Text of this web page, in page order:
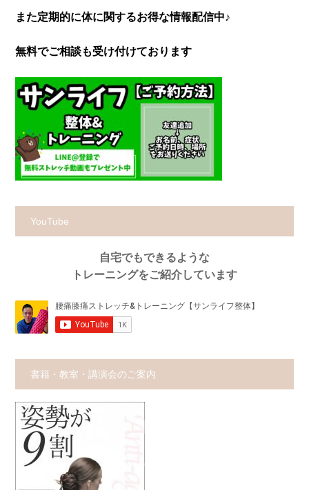
また定期的に体に関するお得な情報配信中♪
無料でご相談も受け付けております
YouTube
自宅でもできるような
トレーニングをご紹介しています
書籍・教室・講演会のご案内